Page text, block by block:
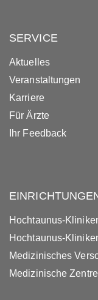
SERVICE
Aktuelles
Veranstaltungen
Karriere
Für Ärzte
Ihr Feedback
Hochtaunus-
Hochtaunus-
Medizinisches
Medizinische